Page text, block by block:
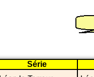
Série